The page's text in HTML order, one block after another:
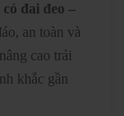
đai đeo –
an toàn và
cao trải
khắc gần